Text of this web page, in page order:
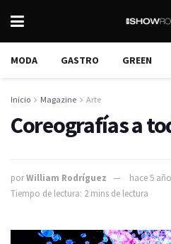
MODA GASTRO GREEN
Inicio Magazine Arte
Coreografías a
porWilliam Rodríguez
hace 5
Tiempo de lectura: 2 mins de lectura